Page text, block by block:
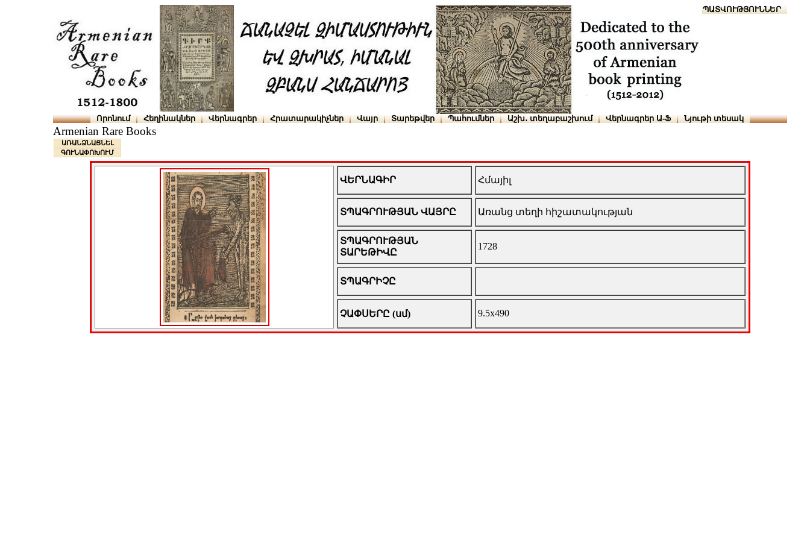
ՆԱԽԱՊԱՏՎՈՒԹՅՈՒՆՆԵՐ
Որոնում Հեղինակներ Վերնագրեր Հրատարակիչներ Վայր Տարեթվեր Պահումներ Աշխ․ տեղաբաշխում Վերնագրեր Ա-Ֆ Նյութի տեսակ
Armenian Rare Books
ԱՌԱՆՁՆԱՑՆԵԼ
ԳՈՒՆԱՓՈԽՈՒՄ
ՎԵՐՆԱԳԻՐ Հմայիլ
ՏՊԱԳՐՈՒԹՅԱՆ ՎԱՅՐԸ Առանց տեղի հիշատակության
ՏՊԱԳՐՈՒԹՅԱՆ
ՏԱՐԵԹԻՎԸ
1728
ՏՊԱԳՐԻՉԸ
ՉԱՓՍԵՐԸ (սմ) 9.5x490